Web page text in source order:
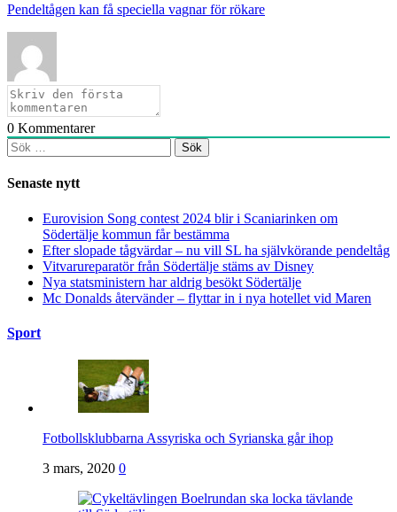
Pendeltågen kan få speciella vagnar för rökare
0 Kommentarer
Sök
efter:
Senaste nytt
Eurovision Song contest 2024 blir i Scaniarinken om
Södertälje kommun får bestämma
Efter slopade tågvärdar – nu vill SL ha självkörande pendeltåg
Vitvarureparatör från Södertälje stäms av Disney
Nya statsministern har aldrig besökt Södertälje
Mc Donalds återvänder – flyttar in i nya hotellet vid Maren
Sport
Fotbollsklubbarna Assyriska och Syrianska går ihop
3 mars, 2020 0